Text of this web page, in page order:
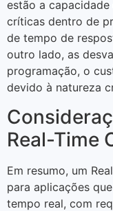
estão a
críticas dentro de
de tempo de
outro lado, as
programação, o
devido à natureza
Real-Time
Em resumo, um
para aplicações
tempo real, com